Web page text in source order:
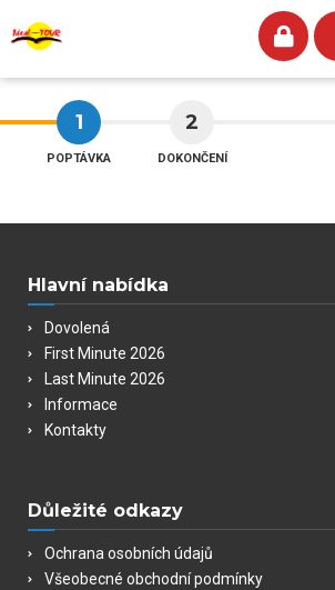
1
POPTÁVKA
2
DOKONČENÍ
Hlavní nabídka
Dovolená
First Minute 2026
Last Minute 2026
Informace
Kontakty
Důležité odkazy
Ochrana osobních údajů
Všeobecné obchodní podmínky